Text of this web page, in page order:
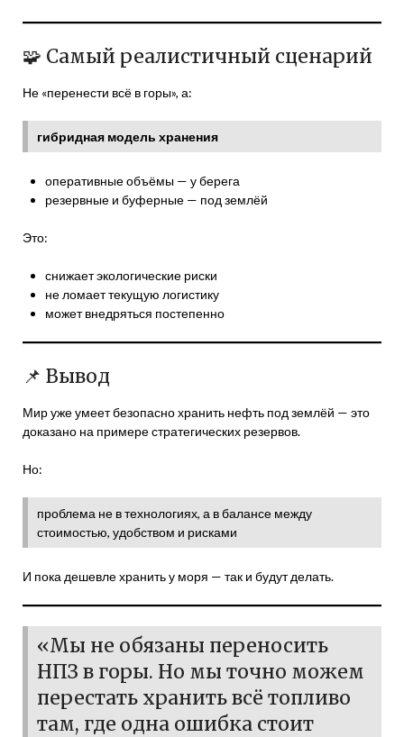
🧩 Самый реалистичный сценарий
Не «перенести всё в горы», а:
гибридная модель хранения
оперативные объёмы — у берега
резервные и буферные — под землёй
Это:
снижает экологические риски
не ломает текущую логистику
может внедряться постепенно
📌 Вывод
Мир уже умеет безопасно хранить нефть под землёй — это
доказано на примере стратегических резервов.
Но:
проблема не в технологиях, а в балансе между
стоимостью, удобством и рисками
И пока дешевле хранить у моря — так и будут делать.
«Мы не обязаны переносить
НПЗ в горы. Но мы точно можем
перестать хранить всё топливо
там, где одна ошибка стоит